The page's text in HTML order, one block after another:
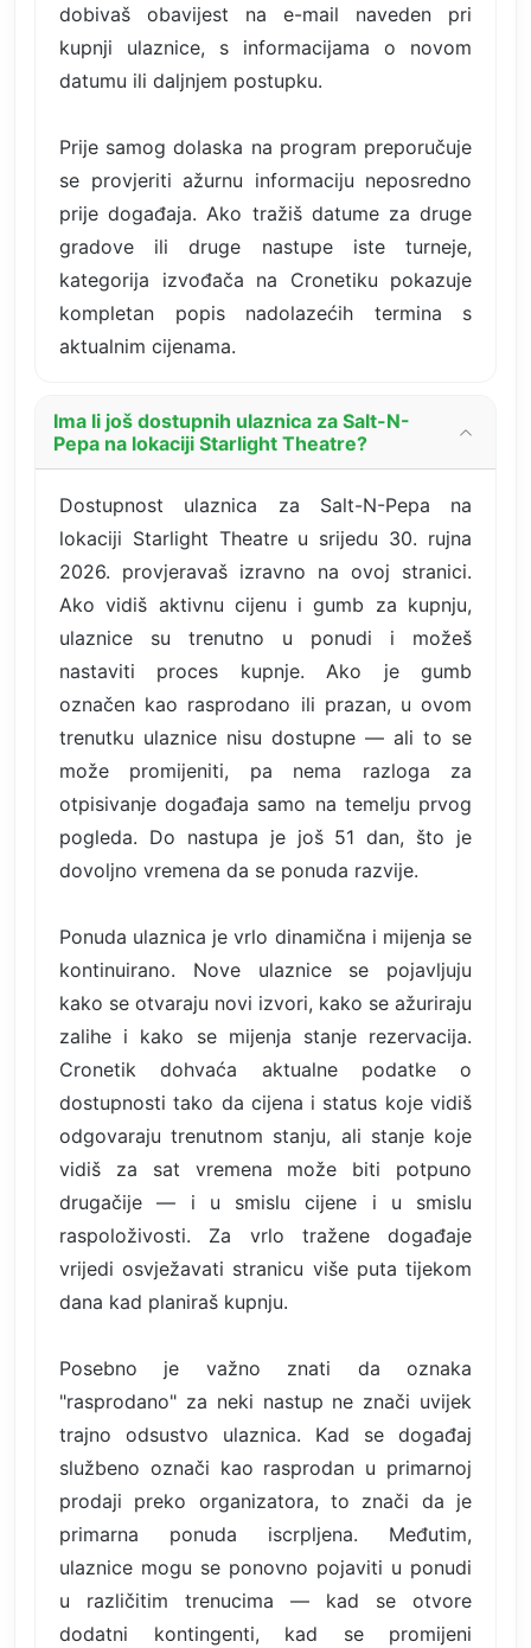
dobivaš obavijest na e-mail naveden pri
kupnji ulaznice, s informacijama o novom
datumu ili daljnjem postupku.
Prije samog dolaska na program preporučuje
se provjeriti ažurnu informaciju neposredno
prije događaja. Ako tražiš datume za druge
gradove ili druge nastupe iste turneje,
kategorija izvođača na Cronetiku pokazuje
kompletan popis nadolazećih termina s
aktualnim cijenama.
Ima li još dostupnih ulaznica za Salt-N-
Pepa na lokaciji Starlight Theatre?
Dostupnost ulaznica za Salt-N-Pepa na
lokaciji Starlight Theatre u srijedu 30. rujna
2026. provjeravaš izravno na ovoj stranici.
Ako vidiš aktivnu cijenu i gumb za kupnju,
ulaznice su trenutno u ponudi i možeš
nastaviti proces kupnje. Ako je gumb
označen kao rasprodano ili prazan, u ovom
trenutku ulaznice nisu dostupne — ali to se
može promijeniti, pa nema razloga za
otpisivanje događaja samo na temelju prvog
pogleda. Do nastupa je još 51 dan, što je
dovoljno vremena da se ponuda razvije.
Ponuda ulaznica je vrlo dinamična i mijenja se
kontinuirano. Nove ulaznice se pojavljuju
kako se otvaraju novi izvori, kako se ažuriraju
zalihe i kako se mijenja stanje rezervacija.
Cronetik dohvaća aktualne podatke o
dostupnosti tako da cijena i status koje vidiš
odgovaraju trenutnom stanju, ali stanje koje
vidiš za sat vremena može biti potpuno
drugačije — i u smislu cijene i u smislu
raspoloživosti. Za vrlo tražene događaje
vrijedi osvježavati stranicu više puta tijekom
dana kad planiraš kupnju.
Posebno je važno znati da oznaka
"rasprodano" za neki nastup ne znači uvijek
trajno odsustvo ulaznica. Kad se događaj
službeno označi kao rasprodan u primarnoj
prodaji preko organizatora, to znači da je
primarna ponuda iscrpljena. Međutim,
ulaznice mogu se ponovno pojaviti u ponudi
u različitim trenucima — kad se otvore
dodatni kontingenti, kad se promijeni